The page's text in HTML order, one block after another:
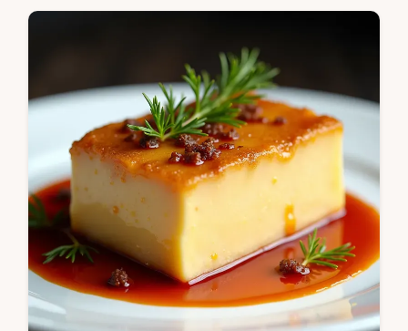
savoureux et facile Ma recette est un délice
végétarien Patates douces épices Un
voyage gustatif Découvrez vite